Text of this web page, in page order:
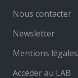
Nous contacter
Newsletter
Mentions légales
Accéder au LAB